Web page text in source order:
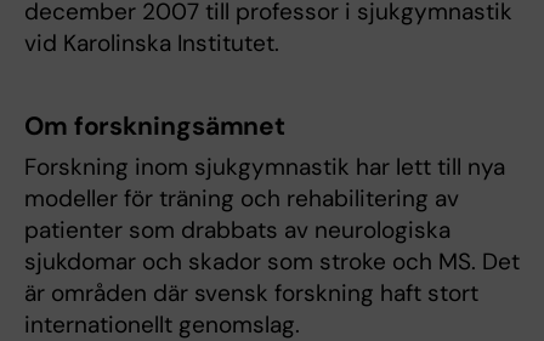
december 2007 till professor i sjukgymnastik
vid Karolinska Institutet.
Om forskningsämnet
Forskning inom sjukgymnastik har lett till nya
modeller för träning och rehabilitering av
patienter som drabbats av neurologiska
sjukdomar och skador som stroke och MS. Det
är områden där svensk forskning haft stort
internationellt genomslag.